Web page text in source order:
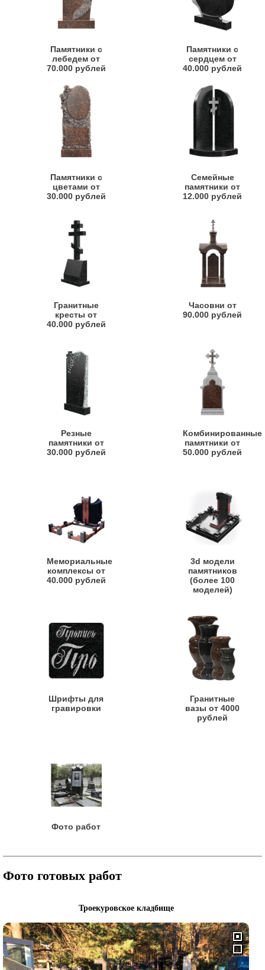
Памятники с
лебедем от
70.000 рублей
Памятники с
сердцем от
40.000 рублей
Памятники с
цветами от
30.000 рублей
Семейные
памятники от
12.000 рублей
Гранитные
кресты от
40.000 рублей
Часовни от
90.000 рублей
Резные
памятники от
30.000 рублей
Комбинированные
памятники от
50.000 рублей
Мемориальные
комплексы от
40.000 рублей
3d модели
памятников
(более 100
моделей)
Шрифты для
гравировки
Гранитные
вазы от 4000
рублей
Фото работ
Фото готовых работ
Троекуровское кладбище